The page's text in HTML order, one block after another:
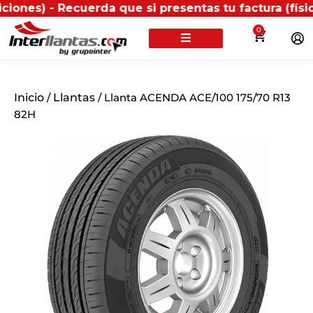
Recuerda que si presentas tu factura (física o
0
Inicio / Llantas / Llanta ACENDA ACE/100 175/70 R13
82H